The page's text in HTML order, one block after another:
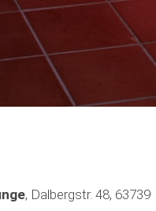
, Dalbergstr. 48, 63739